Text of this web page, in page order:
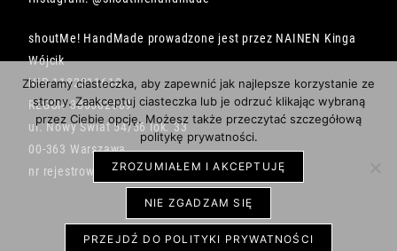
shoutMe! HandMade prowadzone jest przez NAINEN Kinga
Wójcik
NIP 1182211618
REGON 386682569
ul. Nowy Świat 54/56 lok. 33
00-363 Warszawa
nr rejestrowy BDO 000492734
Zbieramy ciasteczka, aby zapewnić jak najlepsze korzystanie ze
strony. Zaakceptuj ciasteczka lub je odrzuć klikając wybraną
przez Ciebie opcję. Możesz także przeczytać szczegółową
politykę prywatności.
ZROZUMIAŁEM I AKCEPTUJĘ
NIE ZGADZAM SIĘ
PRZEJDŹ DO POLITYKI PRYWATNOŚCI